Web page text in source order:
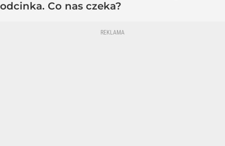
odcinka. Co nas czeka?